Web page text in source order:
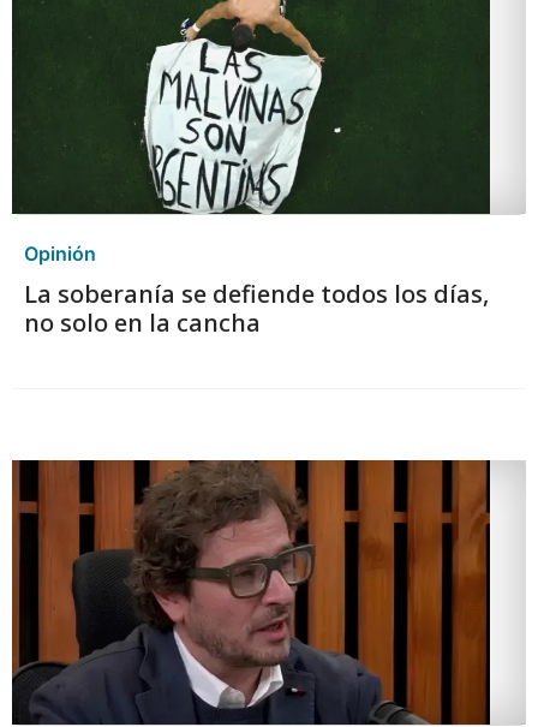
Opinión
La soberanía se defiende todos los días,
no solo en la cancha